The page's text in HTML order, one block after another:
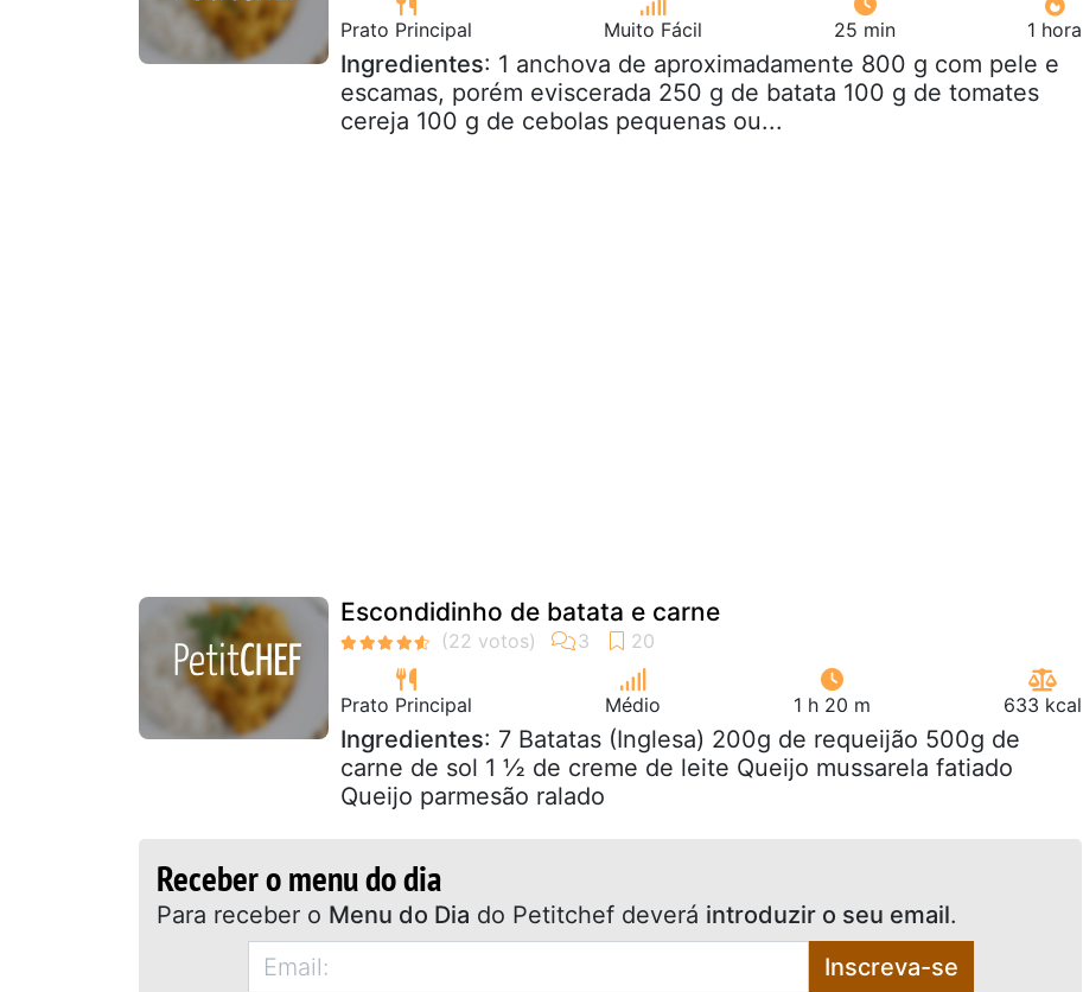
Prato Principal Muito Fácil 25 min 1 hora
Ingredientes: 1 anchova de aproximadamente 800 g com pele e
escamas, porém eviscerada 250 g de batata 100 g de tomates
cereja 100 g de cebolas pequenas ou...
Escondidinho de batata e carne
Prato Principal Médio 1 h 20 m 633 kcal
Ingredientes: 7 Batatas (Inglesa) 200g de requeijão 500g de
carne de sol 1 ½ de creme de leite Queijo mussarela fatiado
Queijo parmesão ralado
Receber o menu do dia
Para receber o Menu do Dia do Petitchef deverá introduzir o seu email.
Inscreva-se